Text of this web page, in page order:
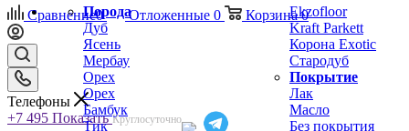
Порода
Дуб
Ясень
Мербау
Орех
Орех
Бамбук
Тик
Ekzofloor
Kraft Parkett
Корона Exotic
Стародуб
Покрытие
Лак
Масло
Без покрытия
Сравнение0 Отложенные 0 Корзина 0
Телефоны
+7 495 Показать Круглосуточно